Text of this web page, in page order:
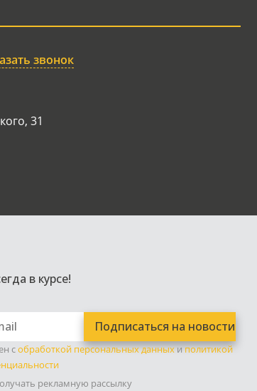
звонок
31
в курсе!
собработкой персональных данныхиполитикой
рекламную рассылку